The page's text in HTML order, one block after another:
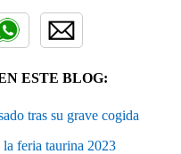
ESTE BLOG:
tras su grave cogida
feria taurina 2023